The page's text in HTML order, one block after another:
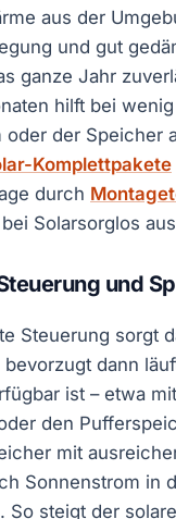
aus der
und gut
ganze Jahr
hilft bei
der Speicher
Komplettpakete
durch
Solarsorglos
und
Steuerung sorgt
dann
ist – etwa
den
mit
Sonnenstrom in
So steigt der